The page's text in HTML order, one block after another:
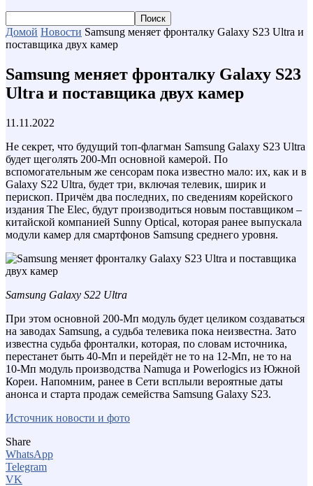
Домой Новости Samsung меняет фронталку Galaxy S23 Ultra и
поставщика двух камер
Samsung меняет фронталку Galaxy S23
Ultra и поставщика двух камер
11.11.2022
Не секрет, что будущий топ-флагман Samsung Galaxy S23 Ultra
будет щеголять 200-Мп основной камерой. По
вспомогательным же сенсорам пока известно мало: их, как и в
Galaxy S22 Ultra, будет три, включая телевик, ширик и
перископ. Причём два последних, по сведениям корейского
издания The Elec, будут производиться новым поставщиком –
китайской компанией Sunny Optical, которая ранее выпускала
модули камер для смартфонов Samsung среднего уровня.
Samsung Galaxy S22 Ultra
При этом основной 200-Мп модуль будет целиком создаваться
на заводах Samsung, а судьба телевика пока неизвестна. Зато
известна судьба фронталки, которая, по словам источника,
перестанет быть 40-Мп и перейдёт не то на 12-Мп, не то на
10-Мп модуль производства Namuga и Powerlogics из Южной
Кореи. Напомним, ранее в Сети всплыли вероятные даты
анонса и старта продаж семейства Samsung Galaxy S23.
Источник новости и фото
Share
WhatsApp
Telegram
VK